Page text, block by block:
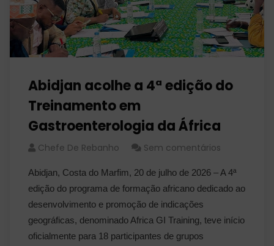
Abidjan acolhe a 4ª edição do
Treinamento em
Gastroenterologia da África
Chefe De Rebanho Sem comentários
Abidjan, Costa do Marfim, 20 de julho de 2026 – A 4ª
edição do programa de formação africano dedicado ao
desenvolvimento e promoção de indicações
geográficas, denominado Africa GI Training, teve início
oficialmente para 18 participantes de grupos